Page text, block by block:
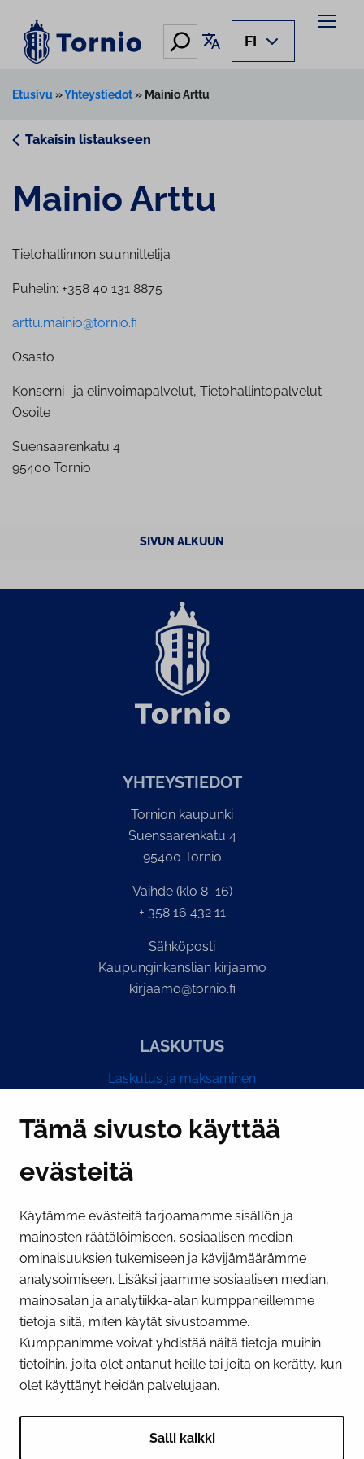
Tämä sivusto käyttää
evästeitä
Käytämme evästeitä tarjoamamme sisällön ja
mainosten räätälöimiseen, sosiaalisen median
ominaisuuksien tukemiseen ja kävijämäärämme
analysoimiseen. Lisäksi jaamme sosiaalisen median,
mainosalan ja analytiikka-alan kumppaneillemme
tietoja siitä, miten käytät sivustoamme.
Kumppanimme voivat yhdistää näitä tietoja muihin
tietoihin, joita olet antanut heille tai joita on kerätty, kun
olet käyttänyt heidän palvelujaan.
Salli kaikki
sisältöön
Hae Käännä sivu
FI
Etusivu »Yhteystiedot» Mainio Arttu
Takaisin listaukseen
Mainio Arttu
Tietohallinnon suunnittelija
Puhelin: +358 40 131 8875
arttu.mainio@tornio.fi
Osasto
Konserni- ja elinvoimapalvelut, Tietohallintopalvelut
Osoite
Suensaarenkatu 4
95400 Tornio
SIVUN ALKUUN
YH­TEYS­TIE­DOT
Tornion kaupunki
Suensaarenkatu 4
95400 Tornio
Vaihde (klo 8–16)
+ 358 16 432 11
Sähköposti
Kaupunginkanslian kirjaamo
kirjaamo@tornio.fi
LASKUTUS
Laskutus ja maksaminen
PI­KA­LINK­KE­JÄ
Näytä evästeasetukseni
SOSIAALINEN MEDIA
Facebook InstagramYouTube